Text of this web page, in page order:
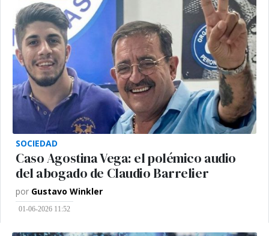
SOCIEDAD
Caso Agostina Vega: el polémico audio
del abogado de Claudio Barrelier
por Gustavo Winkler
01-06-2026 11:52